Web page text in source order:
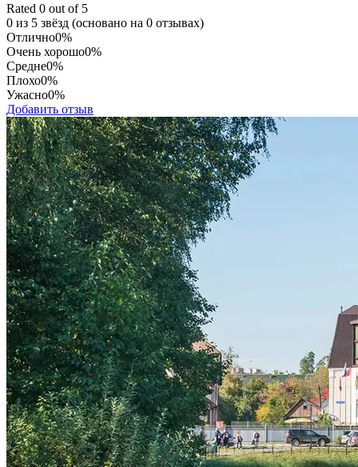
Rated 0 out of 5
0 из 5 звёзд (основано на 0 отзывах)
Отлично0%
Очень хорошо0%
Средне0%
Плохо0%
Ужасно0%
Добавить отзыв